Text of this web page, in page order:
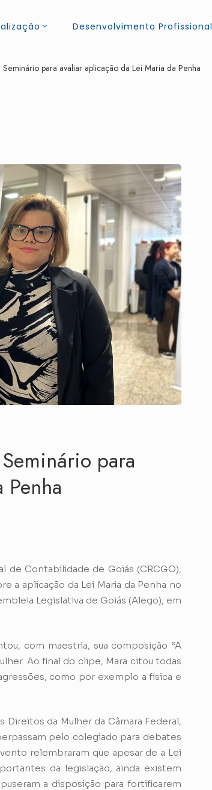
Desenvolvimento Profissional
para avaliar aplicação da Lei Maria da Penha
para
de Contabilidade de Goiás (CRCGO),
a aplicação da Lei Maria da Penha no
Legislativa de Goiás (Alego), em
com maestria, sua composição “A
Ao final do clipe, Mara citou todas
como por exemplo a física e
da Mulher da Câmara Federal,
pelo colegiado para debates
relembraram que apesar de a Lei
da legislação, ainda existem
a disposição para fortificarem